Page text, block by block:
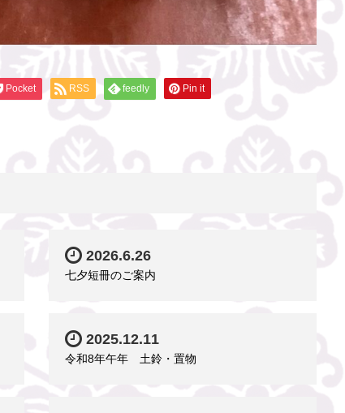
Pocket RSS feedly Pin it
2026.6.26
七夕短冊のご案内
2025.12.11
令和8年午年 土鈴・置物